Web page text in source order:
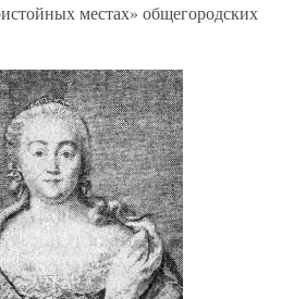
местах» общегородских